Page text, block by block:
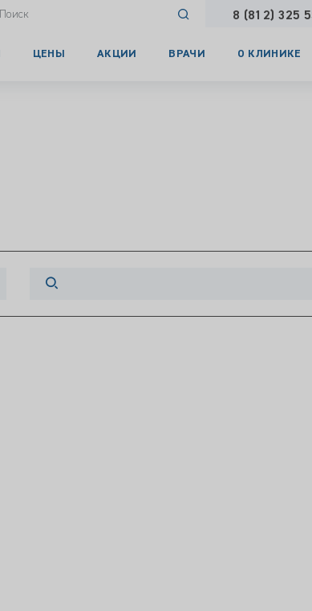
8 (812) 325
ЦЕНЫ АКЦИИ ВРАЧИ О КЛИНИКЕ